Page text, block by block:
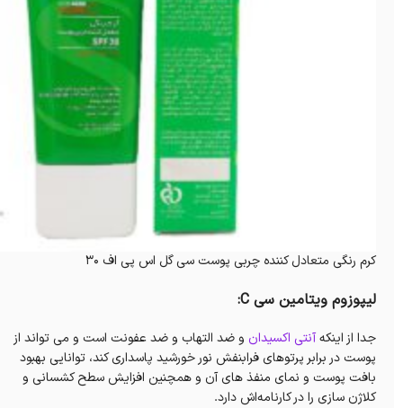
کرم رنگی متعادل کننده چربی پوست سی گل اس پی اف ۳۰
لیپوزوم ویتامین سی C:
جدا از اینکهآنتی اکسیدان و ضد التهاب و ضد عفونت است و می تواند از
پوست در برابر پرتوهای فرابنفش نور خورشید پاسداری کند، توانایی بهبود
بافت پوست و نمای منفذ های آن و همچنین افزایش سطح کشسانی و
کلاژن سازی را در کارنامه‌اش دارد.